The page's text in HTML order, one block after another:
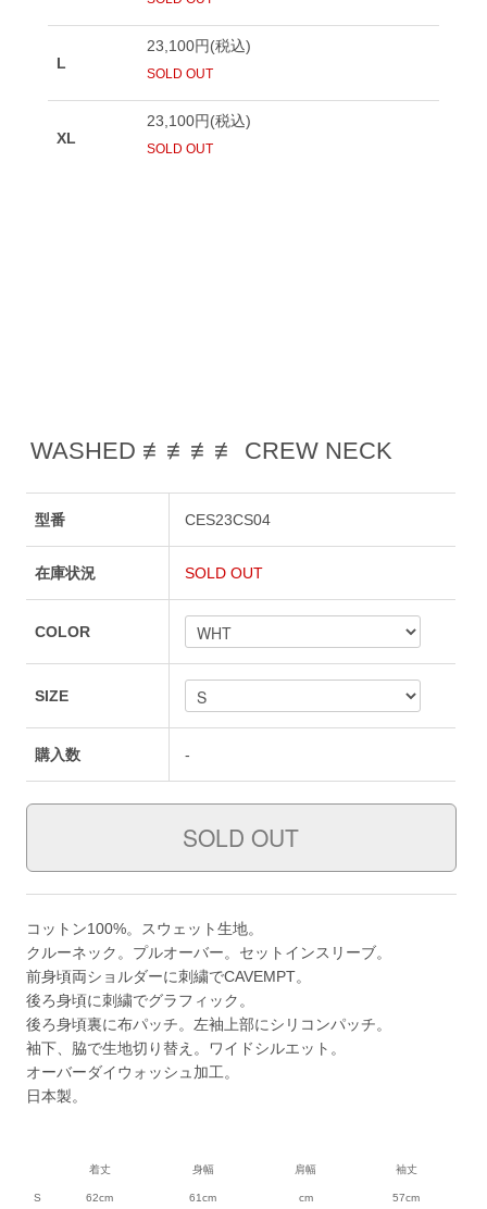
WASHED ≢≢≢≢ CREW NECK
型番 CES23CS04
在庫状況 SOLD OUT
COLOR
SIZE
購入数 -
コットン100%。スウェット生地。
クルーネック。プルオーバー。セットインスリーブ。
前身頃両ショルダーに刺繍でCAVEMPT。
後ろ身頃に刺繍でグラフィック。
後ろ身頃裏に布パッチ。左袖上部にシリコンパッチ。
袖下、脇で生地切り替え。ワイドシルエット。
オーバーダイウォッシュ加工。
日本製。
着丈 身幅 肩幅 袖丈
S 62cm 61cm cm 57cm